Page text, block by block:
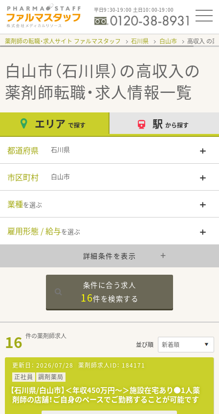
平日9：30-19：00 土日10：00-19：00
薬剤師の転職・求人サイト ファルマスタッフ 石川県 白山市 高収入
白山市（石川県）の高収入の
薬剤師転職・求人情報一覧
エリア で探す 駅 から探す
都道府県 石川県
市区町村 白山市
業種を選ぶ
雇用形態 / 給与を選ぶ
詳細条件を表示
条件に合う求人
16件を検索する
16 件の薬剤師求人
並び順
更新日： 2026/07/28 薬剤師求人ID： 184171
正社員
調剤薬局
【石川県/白山市】＜年収450万円～＞施設在宅あり●1人薬
剤師の店舗！ご自身のペースでご勤務することが可能です